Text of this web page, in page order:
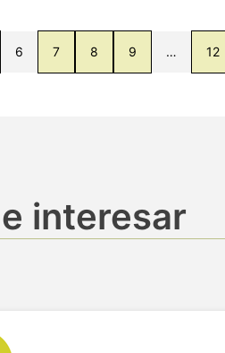
6 7 8 9 … 12
interesar